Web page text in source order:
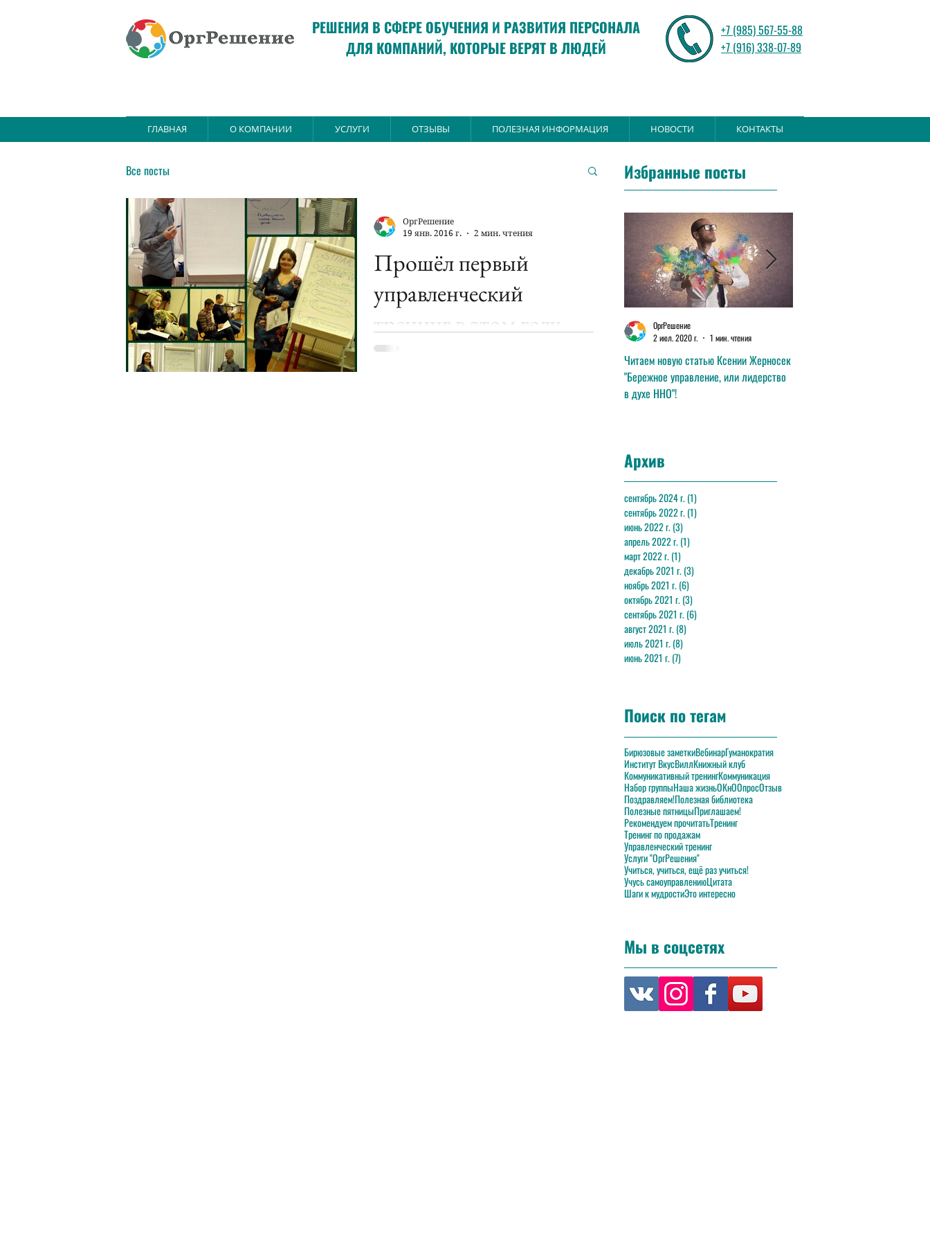
РЕШЕНИЯ В СФЕРЕ ОБУЧЕНИЯ И РАЗВИТИЯ ПЕРСОНАЛА
ДЛЯ КОМПАНИЙ, КОТОРЫЕ ВЕРЯТ В ЛЮДЕЙ
+7 (985) 567-55-88
+7 (916) 338-07-89
ГЛАВНАЯ О КОМПАНИИ УСЛУГИ ОТЗЫВЫ ПОЛЕЗНАЯ ИНФОРМАЦИЯ НОВОСТИ КОНТАКТЫ
Все посты
Прошёл первый
управленческий
тренинг в этом году
Прошёл первый управленческий
ОргРешение
19 янв. 2016 г.
2 мин. чтения
Избранные посты
Читаем новую статью Ксении Жерносек
"Бережное управление, или лидерство
в духе ННО"!
ОргРешение
2 июл. 2020 г.
1 мин. чтения
Архив
сентябрь 2024 г.(1)
сентябрь 2022 г.(1)
июнь 2022 г.(3)
апрель 2022 г.(1)
март 2022 г.(1)
декабрь 2021 г.(3)
ноябрь 2021 г.(6)
октябрь 2021 г.(3)
сентябрь 2021 г.(6)
август 2021 г.(8)
июль 2021 г.(8)
июнь 2021 г.(7)
Поиск по тегам
Бирюзовые заметкиВебинарГуманократия
Институт ВкусВиллКнижный клуб
Коммуникативный тренингКоммуникация
Набор группыНаша жизньОКнООпросОтзыв
Поздравляем!Полезная библиотека
Полезные пятницыПриглашаем!
Рекомендуем прочитатьТренинг
Тренинг по продажам
Управленческий тренинг
Услуги "ОргРешения"
Учиться, учиться, ещё раз учиться!
Учусь самоуправлениюЦитата
Шаги к мудростиЭто интересно
Мы в соцсетях